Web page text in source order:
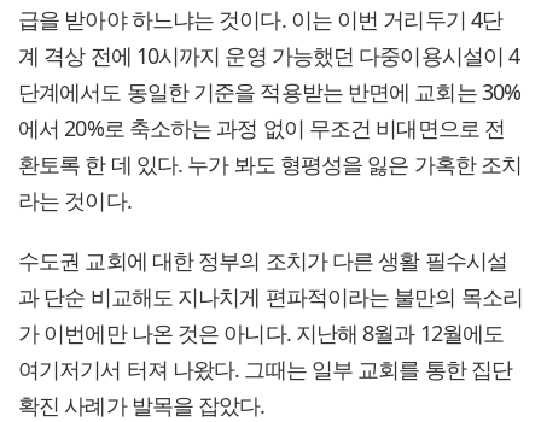
급을 받아야 하느냐는 것이다. 이는 이번 거리두기 4단
계 격상 전에 10시까지 운영 가능했던 다중이용시설이 4
단계에서도 동일한 기준을 적용받는 반면에 교회는 30%
에서 20%로 축소하는 과정 없이 무조건 비대면으로 전
환토록 한 데 있다. 누가 봐도 형평성을 잃은 가혹한 조치
라는 것이다.
수도권 교회에 대한 정부의 조치가 다른 생활 필수시설
과 단순 비교해도 지나치게 편파적이라는 불만의 목소리
가 이번에만 나온 것은 아니다. 지난해 8월과 12월에도
여기저기서 터져 나왔다. 그때는 일부 교회를 통한 집단
확진 사례가 발목을 잡았다.